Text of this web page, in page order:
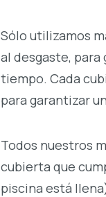
Sólo utilizamos
al desgaste, para
tiempo. Cada
para garantizar
Todos nuestros
cubierta que
piscina está